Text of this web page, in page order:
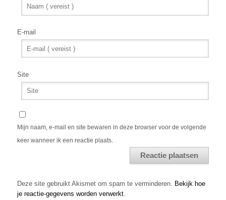
E-mail
Site
Mijn naam, e-mail en site bewaren in deze browser voor de volgende
keer wanneer ik een reactie plaats.
Deze site gebruikt Akismet om spam te verminderen. Bekijk hoe
je reactie-gegevens worden verwerkt.